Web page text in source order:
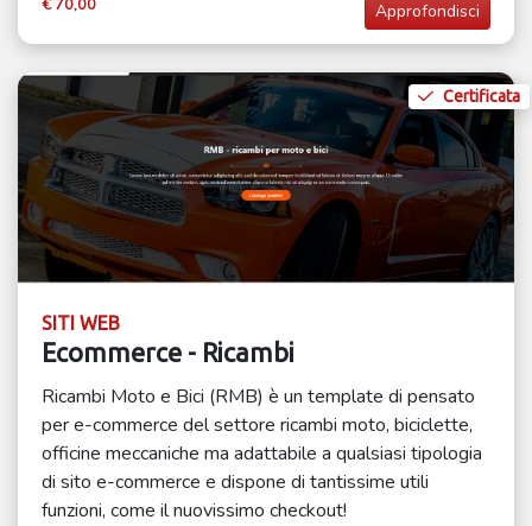
€ 70,00 Approfondisci
Certificata
SITI WEB
Ecommerce - Ricambi
Ricambi Moto e Bici (RMB) è un template di pensato
per e-commerce del settore ricambi moto, biciclette,
officine meccaniche ma adattabile a qualsiasi tipologia
di sito e-commerce e dispone di tantissime utili
funzioni, come il nuovissimo checkout!